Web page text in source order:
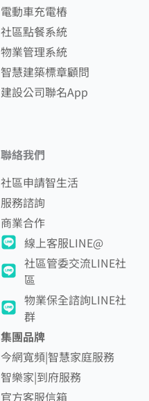
電動車充電樁
社區點餐系統
物業管理系統
智慧建築標章顧問
建設公司聯名App
聯絡我們
社區申請智生活
服務諮詢
商業合作
線上客服LINE@
社區管委交流LINE社
區
物業保全諮詢LINE社
群
集團品牌
今網寬頻|智慧家庭服務
智樂家|到府服務
官方客服信箱